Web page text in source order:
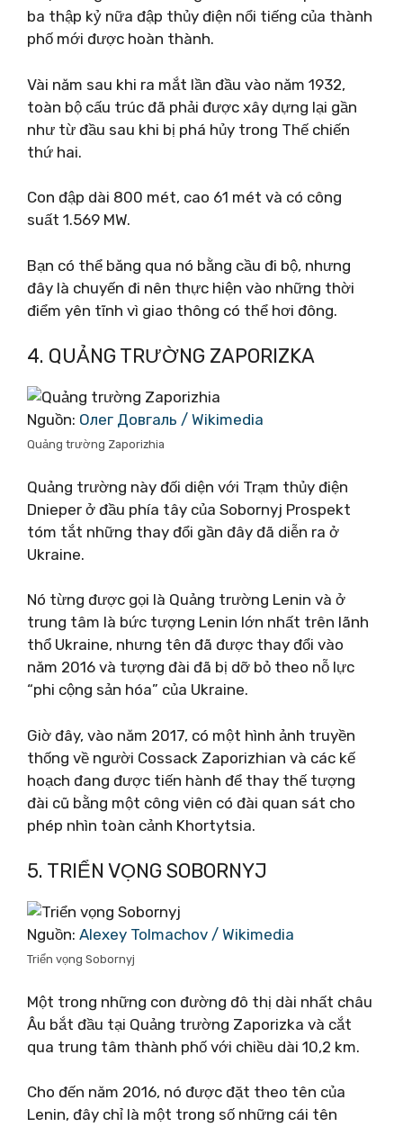
ba thập kỷ nữa đập thủy điện nổi tiếng của thành
phố mới được hoàn thành.
Vài năm sau khi ra mắt lần đầu vào năm 1932,
toàn bộ cấu trúc đã phải được xây dựng lại gần
như từ đầu sau khi bị phá hủy trong Thế chiến
thứ hai.
Con đập dài 800 mét, cao 61 mét và có công
suất 1.569 MW.
Bạn có thể băng qua nó bằng cầu đi bộ, nhưng
đây là chuyến đi nên thực hiện vào những thời
điểm yên tĩnh vì giao thông có thể hơi đông.
4. QUẢNG TRƯỜNG ZAPORIZKA
Nguồn: Олег Довгаль / Wikimedia
Quảng trường Zaporizhia
Quảng trường này đối diện với Trạm thủy điện
Dnieper ở đầu phía tây của Sobornyj Prospekt
tóm tắt những thay đổi gần đây đã diễn ra ở
Ukraine.
Nó từng được gọi là Quảng trường Lenin và ở
trung tâm là bức tượng Lenin lớn nhất trên lãnh
thổ Ukraine, nhưng tên đã được thay đổi vào
năm 2016 và tượng đài đã bị dỡ bỏ theo nỗ lực
“phi cộng sản hóa” của Ukraine.
Giờ đây, vào năm 2017, có một hình ảnh truyền
thống về người Cossack Zaporizhian và các kế
hoạch đang được tiến hành để thay thế tượng
đài cũ bằng một công viên có đài quan sát cho
phép nhìn toàn cảnh Khortytsia.
5. TRIỂN VỌNG SOBORNYJ
Nguồn: Alexey Tolmachov / Wikimedia
Triển vọng Sobornyj
Một trong những con đường đô thị dài nhất châu
Âu bắt đầu tại Quảng trường Zaporizka và cắt
qua trung tâm thành phố với chiều dài 10,2 km.
Cho đến năm 2016, nó được đặt theo tên của
Lenin, đây chỉ là một trong số những cái tên